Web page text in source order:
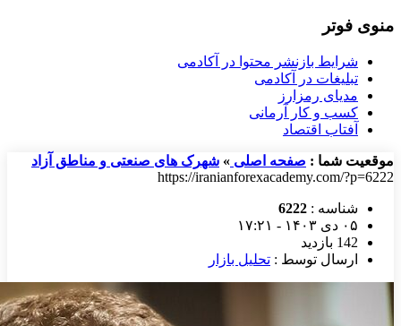
منوی فوتر
شرایط بازنشر محتوا در آکادمی
تبلیغات در آکادمی
مدیای رمزارز
کسب و کار آرمانی
آفتاب اقتصاد
موقعیت شما : صفحه اصلی » شهرک های صنعتی و مناطق آزاد
https://iranianforexacademy.com/?p=6222
شناسه : 6222
۰۵ دی ۱۴۰۳ - ۱۷:۲۱
142 بازدید
ارسال توسط : تحلیل بازار